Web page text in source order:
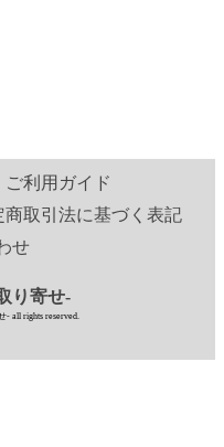
ご利用ガイド
商取引法に基づく表記
せ
り寄せ-
all rights reserved.